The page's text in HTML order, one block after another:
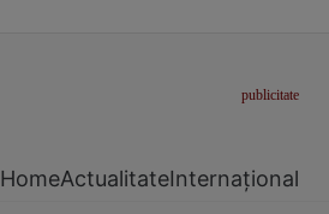
HomeActualitateInternațional